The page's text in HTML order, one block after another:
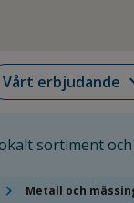
Vårt erbjudande
sortiment
chevron_right Metall och